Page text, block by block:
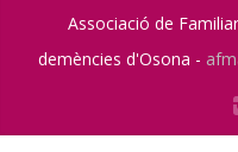
Associació de
demències d'Osona -